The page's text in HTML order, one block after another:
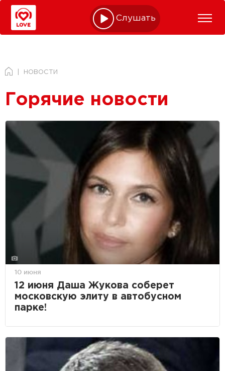
Слушать online
НОВОСТИ
Горячие новости
10 июня
12 июня Даша Жукова соберет
московскую элиту в автобусном
парке!